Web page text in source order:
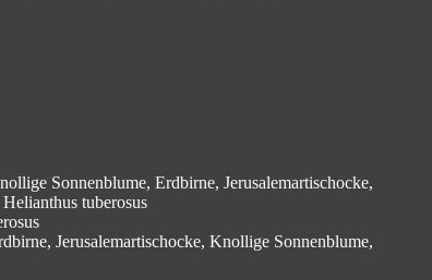
Sonnenblume, Erdbirne, Jerusalemartischocke,
tuberosus
Jerusalemartischocke, Knollige Sonnenblume,